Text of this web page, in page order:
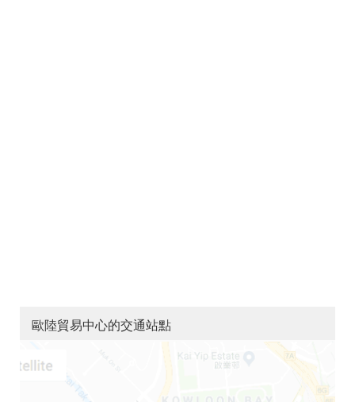
歐陸貿易中心的交通站點